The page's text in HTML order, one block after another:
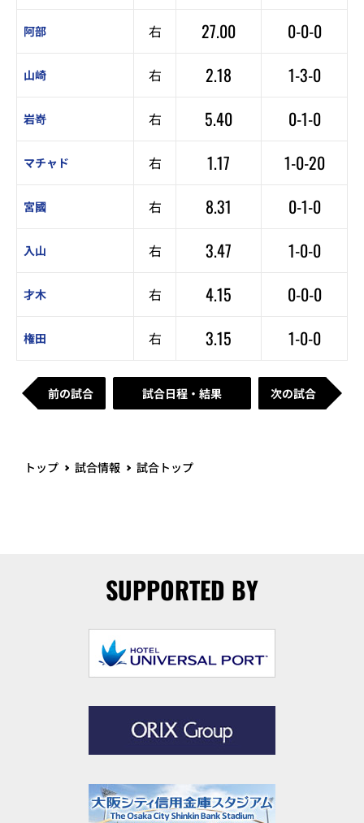
阿部 右 27.00 0-0-0
山崎 右 2.18 1-3-0
岩嵜 右 5.40 0-1-0
マチャド 右 1.17 1-0-20
宮國 右 8.31 0-1-0
入山 右 3.47 1-0-0
才木 右 4.15 0-0-0
権田 右 3.15 1-0-0
前の試合 試合日程・結果 次の試合
トップ 試合情報 試合トップ
SUPPORTED BY